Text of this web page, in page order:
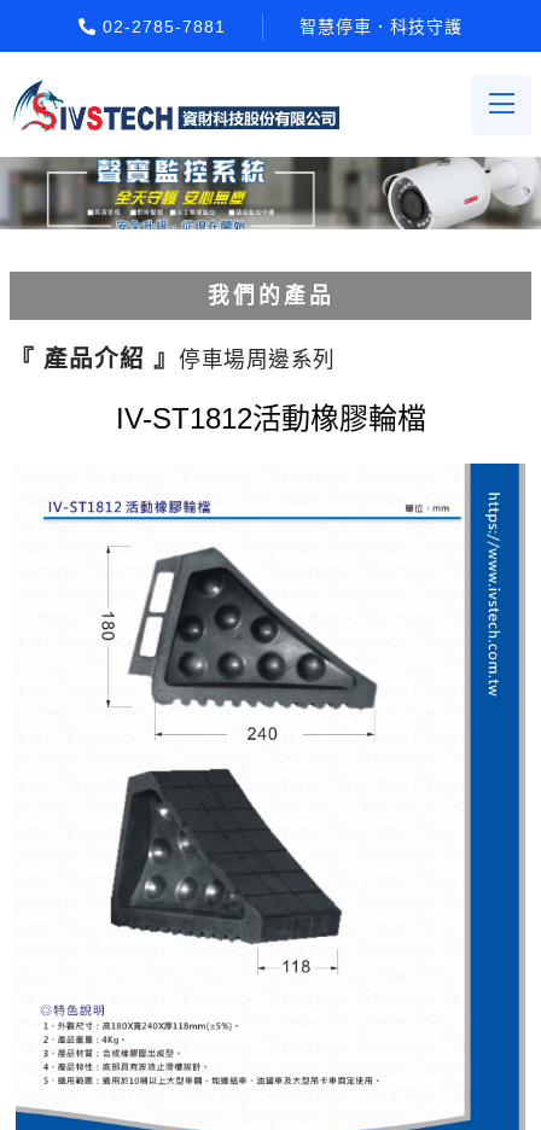
02-2785-7881 智慧停車．科技守護
我們的產品
電動柵欄機系列
Etag長距離讀卡機系列
紅綠燈號誌系統系列
人員通關管制機系列
停車場周邊系列
車輪檔防撞條系列
智能電子鎖系列
電動遮陽簾系列
監控系統系列
影視對講整合系統系列
『 產品介紹 』 停車場周邊系列
IV-ST1812活動橡膠輪檔